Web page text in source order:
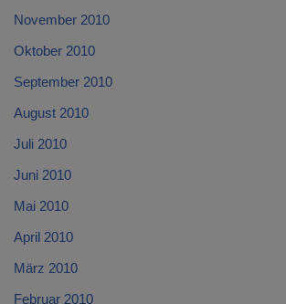
November 2010
Oktober 2010
September 2010
August 2010
Juli 2010
Juni 2010
Mai 2010
April 2010
März 2010
Februar 2010